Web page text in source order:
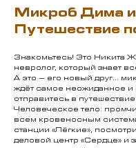
Микроб Дима
Путешествие
Знакомьтесь! Это Никита
невролог, который знает
А это – его новый друг…
ждёт самое неожиданное
отправитесь в
Человеческое тело:
всем кровеносным
станции «Лёгкие»,
деловой центр «Сердце» и